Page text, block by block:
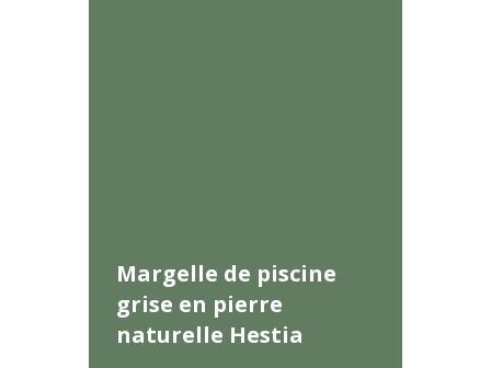
Margelle de piscine
grise en pierre
naturelle Hestia